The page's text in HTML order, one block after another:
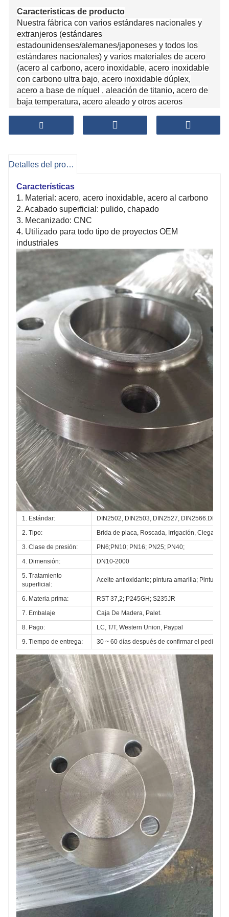
Caracteristicas de producto
Nuestra fábrica con varios estándares nacionales y
extranjeros (estándares
estadounidenses/alemanes/japoneses y todos los
estándares nacionales) y varios materiales de acero
(acero al carbono, acero inoxidable, acero inoxidable
con carbono ultra bajo, acero inoxidable dúplex,
acero a base de níquel , aleación de titanio, acero de
baja temperatura, acero aleado y otros aceros
usuarios en todos los aspectos. Los productos de la
compañía son ampliamente utilizados en
metalurgia y otros campos, y tienen una buena
Detalles del producto
Características
1. Material: acero, acero inoxidable, acero al carbono
2. Acabado superficial: pulido, chapado
3. Mecanizado: CNC
4. Utilizado para todo tipo de proyectos OEM
industriales
1. Estándar:
DIN2502, DIN2503, DIN2527,
2. Tipo:
Brida de placa, Roscada, Irrigación, Ciega,
3. Clase de presión:
PN6;PN10; PN16; PN25; PN40;
4. Dimensión:
DN10-2000
5. Tratamiento
superficial:
Aceite antioxidante; pintura amarilla; Pintura
6. Materia prima:
RST 37,2; P245GH; S235JR
7. Embalaje
Caja De Madera, Palet.
8. Pago:
LC, T/T, Western Union, Paypal
9. Tiempo de entrega:
30 ~ 60 días después de confirmar el pedido